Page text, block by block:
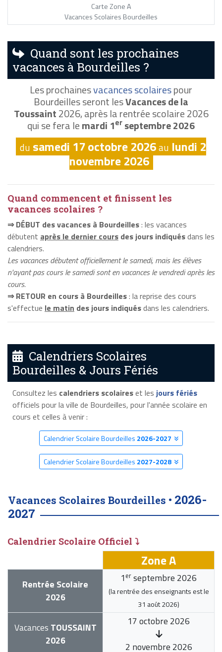
Carte Zone A
Vacances Scolaires Bourdeilles
Quand sont les prochaines
vacances à Bourdeilles ?
Les prochainesvacances scolairespour
Bourdeilles seront lesVacances de la
Toussaint2026, après la rentrée scolaire 2026
qui se fera lemardi 1er septembre 2026
du samedi 17 octobre 2026au lundi 2
novembre 2026
Quand commencent et finissent les
vacances scolaires ?
⇒ DÉBUT des vacances à Bourdeilles: les vacances
débutent après le dernier cours des jours indiquésdans les
calendriers.
Les vacances débutent officiellement le samedi, mais les élèves
n'ayant pas cours le samedi sont en vacances le vendredi après les
cours.
⇒ RETOUR en cours à Bourdeilles: la reprise des cours
s'effectue le matin des jours indiquésdans les calendriers.
Calendriers Scolaires
Bourdeilles & Jours Fériés
Consultez les calendriers scolaireset les jours fériés
officiels pour la ville de Bourdeilles, pour l'année scolaire en
cours et celles à venir :
Calendrier Scolaire Bourdeilles 2026-2027
Calendrier Scolaire Bourdeilles 2027-2028
Vacances Scolaires Bourdeilles • 2026-
2027
Calendrier Scolaire Officiel ⤵
Zone A
Rentrée Scolaire
2026
1 er septembre 2026
(la rentrée des enseignants est le
31 août 2026)
Vacances TOUSSAINT
2026
17 octobre 2026
2 novembre 2026